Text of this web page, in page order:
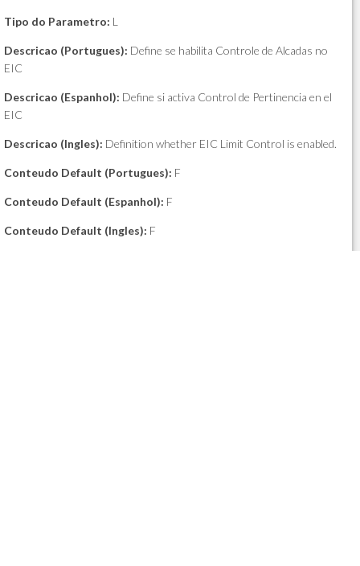
Tipo do Parametro: L
Descricao (Portugues): Define se habilita Controle de Alcadas no
EIC
Descricao (Espanhol): Define si activa Control de Pertinencia en el
EIC
Descricao (Ingles): Definition whether EIC Limit Control is enabled.
Conteudo Default (Portugues): F
Conteudo Default (Espanhol): F
Conteudo Default (Ingles): F